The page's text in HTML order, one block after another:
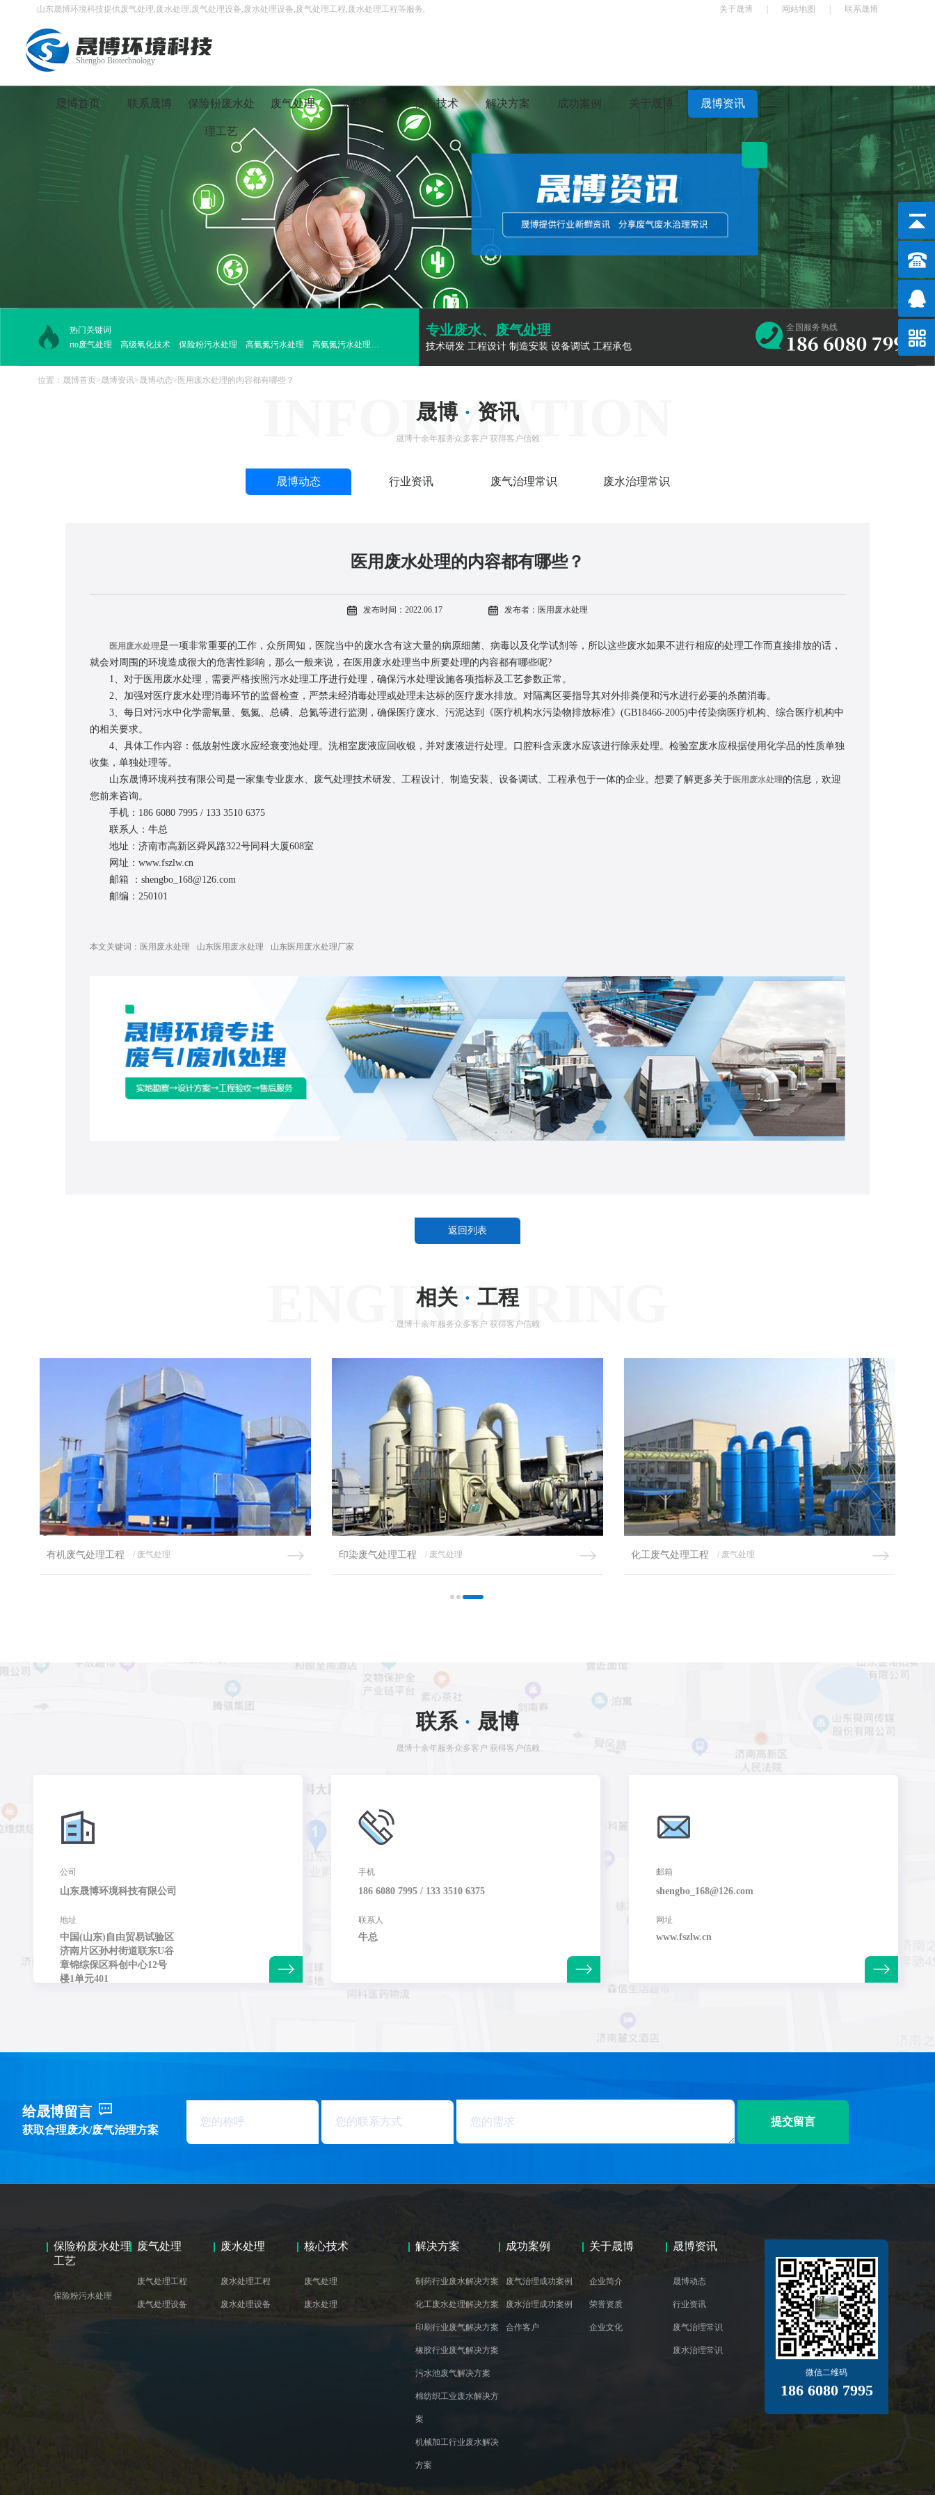
山东晟博环境科技提供废气处理,废水处理,废气处理设备,废水处理设备,废气处理工程,废水处理工程等服务. 关于晟博 网站地图 联系晟博
Shengbo Biotechnology
晟博首页 联系晟博 保险粉废水处
理工艺
废气处理 废水处理 核心技术 解决方案 成功案例 关于晟博 晟博资讯
热门关键词
rto废气处理
高级氧化技术 保险粉污水处理 高氨氮污水处理 高氨氮污水处理 高氨氮污水处理 高氨氮污水处理 高氨氮污水处理 高氨氮污水处理 高氨氮污水处理 高氨氮污水处理 高氨氮污水处理 保险
专业废水、废气处理
技术研发 工程设计 制造安装 设备调试 工程承包
全国服务热线
位置： 晟博首页>晟博资讯>晟博动态> 医用废水处理的内容都有哪些？
INFORMATION
晟博 · 资讯
晟博十余年服务众多客户 获得客户信赖
晟博动态 行业资讯 废气治理常识 废水治理常识
医用废水处理的内容都有哪些？
发布时间：2022.06.17 发布者：医用废水处理
医用废水处理是一项非常重要的工作，众所周知，医院当中的废水含有这大量的病原细菌、病毒以及化学试剂等，所以这些废水如果不进行相应的处理工作而直接排放的话，
就会对周围的环境造成很大的危害性影响，那么一般来说，在医用废水处理当中所要处理的内容都有哪些呢?
1、对于医用废水处理，需要严格按照污水处理工序进行处理，确保污水处理设施各项指标及工艺参数正常。
2、加强对医疗废水处理消毒环节的监督检查，严禁未经消毒处理或处理未达标的医疗废水排放。对隔离区要指导其对外排粪便和污水进行必要的杀菌消毒。
3、每日对污水中化学需氧量、氨氮、总磷、总氮等进行监测，确保医疗废水、污泥达到《医疗机构水污染物排放标准》(GB18466-2005)中传染病医疗机构、综合医疗机构中
的相关要求。
4、具体工作内容：低放射性废水应经衰变池处理。洗相室废液应回收银，并对废液进行处理。口腔科含汞废水应该进行除汞处理。检验室废水应根据使用化学品的性质单独
收集，单独处理等。
山东晟博环境科技有限公司是一家集专业废水、废气处理技术研发、工程设计、制造安装、设备调试、工程承包于一体的企业。想要了解更多关于医用废水处理的信息，欢迎
您前来咨询。
手机：186 6080 7995 / 133 3510 6375
联系人：牛总
地址：济南市高新区舜风路322号同科大厦608室
网址：www.fszlw.cn
邮箱 ：shengbo_168@126.com
邮编：250101
本文关键词： 医用废水处理 山东医用废水处理 山东医用废水处理厂家
返回列表
ENGINEERING
相关 · 工程
晟博十余年服务众多客户 获得客户信赖
废气治理 生物除臭 废气处理
CONTACT
联系 · 晟博
晟博十余年服务众多客户 获得客户信赖
公司
山东晟博环境科技有限公司
地址
中国(山东)自由贸易试验区
济南片区孙村街道联东U谷
章锦综保区科创中心12号
楼1单元401
手机
186 6080 7995 / 133 3510 6375
联系人
牛总
邮箱
shengbo_168@126.com
网址
www.fszlw.cn
给晟博留言
获取合理废水/废气治理方案
保险粉废水处理
工艺
保险粉污水处理
废气处理
废气处理工程
废气处理设备
废水处理
废水处理工程
废水处理设备
核心技术
废气处理
废水处理
解决方案
制药行业废水解决方案
化工废水处理解决方案
印刷行业废气解决方案
橡胶行业废气解决方案
污水池废气解决方案
棉纺织工业废水解决方
案
机械加工行业废水解决
方案
成功案例
废气治理成功案例
废水治理成功案例
合作客户
关于晟博
企业简介
荣誉资质
企业文化
晟博资讯
晟博动态
行业资讯
废气治理常识
废水治理常识
微信二维码
186 6080 7995